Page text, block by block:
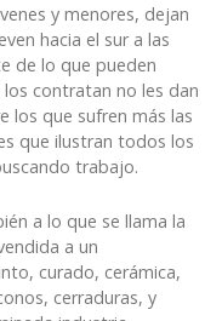
y menores, dejan
hacia el sur a las
de lo que pueden
contratan no les dan
los que sufren más las
que ilustran todos los
trabajo.
a lo que se llama la
a un
curado, cerámica,
cerraduras, y